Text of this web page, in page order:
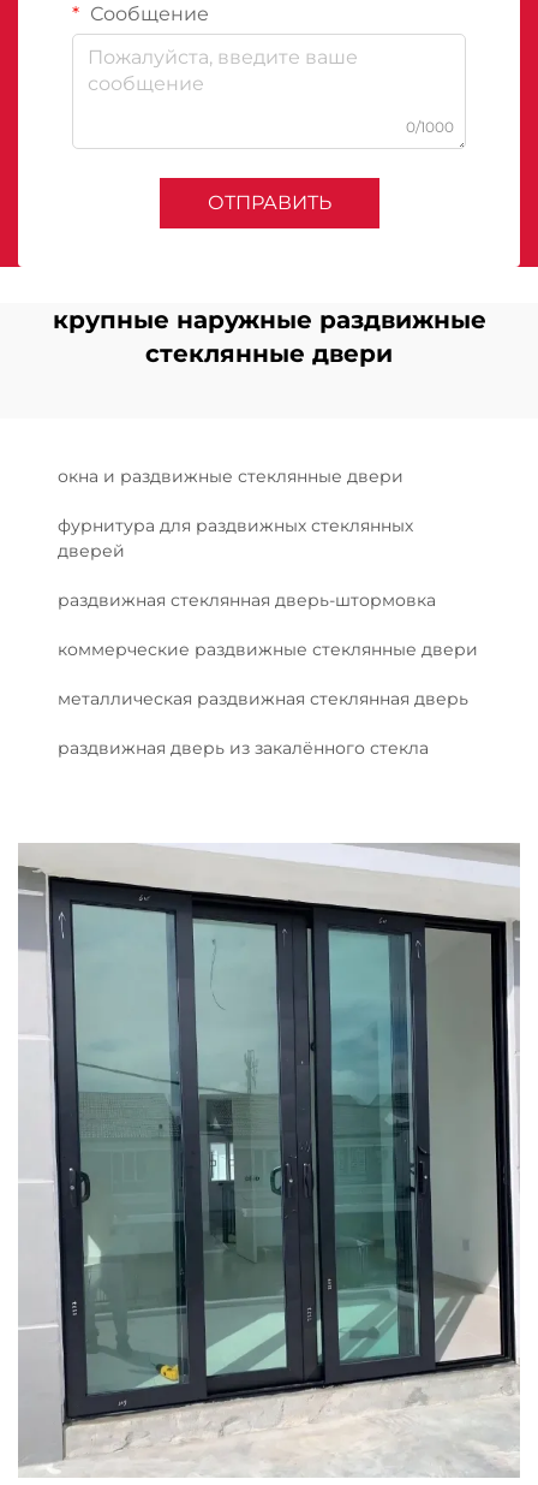
Сообщение
0/1000
ОТПРАВИТЬ
крупные наружные раздвижные
стеклянные двери
окна и раздвижные стеклянные двери
фурнитура для раздвижных стеклянных
дверей
раздвижная стеклянная дверь-штормовка
коммерческие раздвижные стеклянные двери
металлическая раздвижная стеклянная дверь
раздвижная дверь из закалённого стекла